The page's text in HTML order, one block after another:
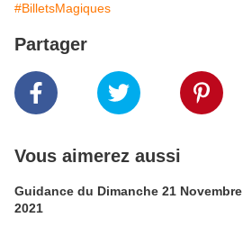
#BilletsMagiques
Partager
Vous aimerez aussi
Guidance du Dimanche 21 Novembre
2021